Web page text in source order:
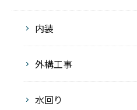
内装
外構工事
水回り